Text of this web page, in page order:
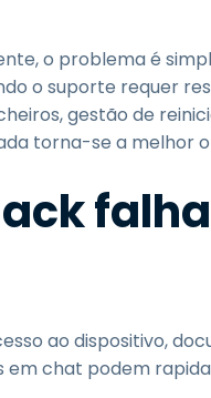
o problema é
o suporte requer
gestão de
torna-se a melhor
ao dispositivo,
em chat podem